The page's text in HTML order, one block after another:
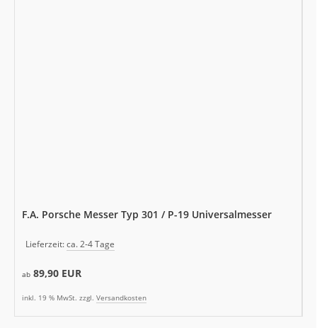
F.A. Porsche Messer Typ 301 / P-19 Universalmesser
Lieferzeit:ca. 2-4 Tage
ab 89,90 EUR
inkl. 19 % MwSt. zzgl. Versandkosten